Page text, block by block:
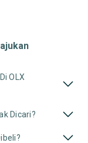
OLX
Dicari?